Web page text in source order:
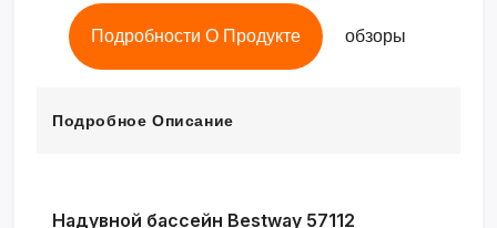
Подробности О Продукте обзоры
Подробное Описание
Надувной бассейн Bestway 57112